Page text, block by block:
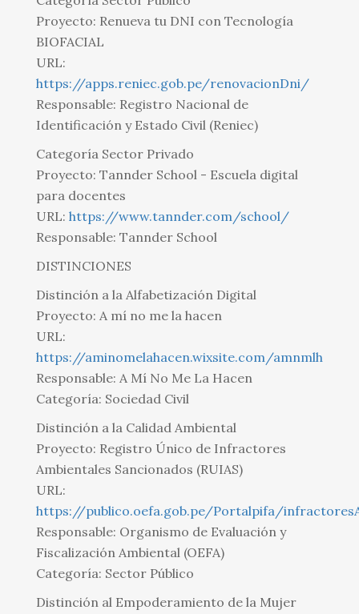
Proyecto: Renueva tu DNI con Tecnología
BIOFACIAL
URL:
https://apps.reniec.gob.pe/renovacionDni/
Responsable: Registro Nacional de
Identificación y Estado Civil (Reniec)
Categoría Sector Privado
Proyecto: Tannder School - Escuela digital
para docentes
URL: https://www.tannder.com/school/
Responsable: Tannder School
DISTINCIONES
Distinción a la Alfabetización Digital
Proyecto: A mí no me la hacen
URL:
https://aminomelahacen.wixsite.com/amnmlh
Responsable: A Mí No Me La Hacen
Categoría: Sociedad Civil
Distinción a la Calidad Ambiental
Proyecto: Registro Único de Infractores
Ambientales Sancionados (RUIAS)
URL:
https://publico.oefa.gob.pe/Portalpifa/
Responsable: Organismo de Evaluación y
Fiscalización Ambiental (OEFA)
Categoría: Sector Público
Distinción al Empoderamiento de la Mujer